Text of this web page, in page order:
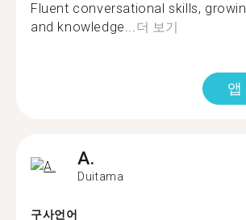
Fluent conversational skills,
and knowledge...더 보기
앱
A.
Duitama
구사언어